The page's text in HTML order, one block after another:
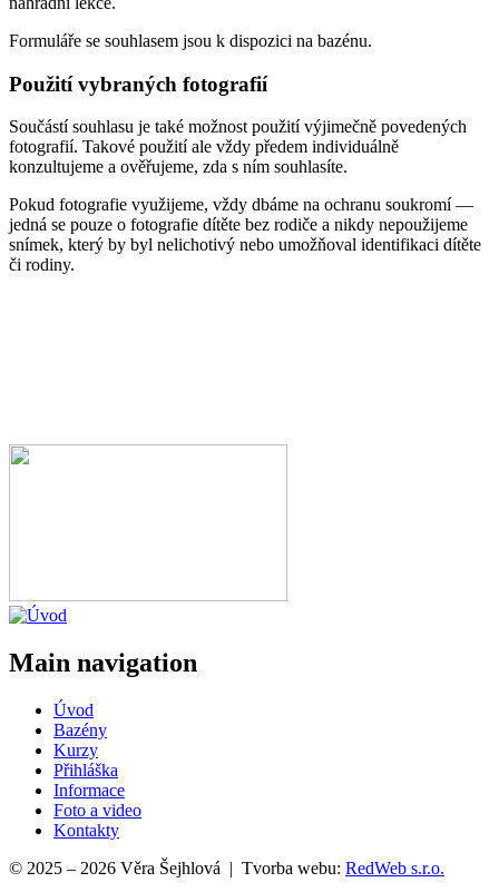
Formuláře se souhlasem jsou k dispozici na bazénu.
Použití vybraných fotografií
Součástí souhlasu je také možnost použití výjimečně povedených
fotografií. Takové použití ale vždy předem individuálně
konzultujeme a ověřujeme, zda s ním souhlasíte.
Pokud fotografie využijeme, vždy dbáme na ochranu soukromí —
jedná se pouze o fotografie dítěte bez rodiče a nikdy nepoužijeme
snímek, který by byl nelichotivý nebo umožňoval identifikaci dítěte
či rodiny.
Main navigation
Úvod
Bazény
Kurzy
Přihláška
Informace
Foto a video
Kontakty
© 2025 – 2026 Věra Šejhlová | Tvorba webu: RedWeb s.r.o.